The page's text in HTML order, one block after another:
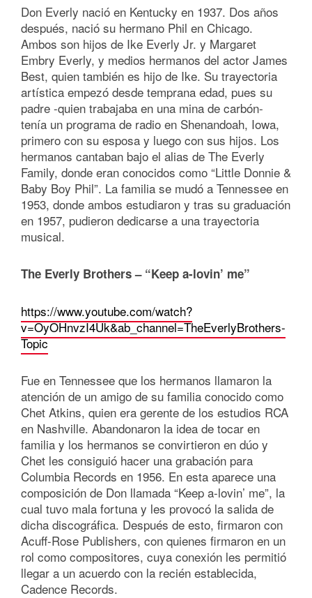
Don Everly nació en Kentucky en 1937. Dos años
después, nació su hermano Phil en Chicago.
Ambos son hijos de Ike Everly Jr. y Margaret
Embry Everly, y medios hermanos del actor James
Best, quien también es hijo de Ike. Su trayectoria
artística empezó desde temprana edad, pues su
padre -quien trabajaba en una mina de carbón-
tenía un programa de radio en Shenandoah, Iowa,
primero con su esposa y luego con sus hijos. Los
hermanos cantaban bajo el alias de The Everly
Family, donde eran conocidos como “Little Donnie &
Baby Boy Phil”. La familia se mudó a Tennessee en
1953, donde ambos estudiaron y tras su graduación
en 1957, pudieron dedicarse a una trayectoria
musical.
The Everly Brothers – “Keep a-lovin’ me”
https://www.youtube.com/watch?
v=OyOHnvzI4Uk&ab_channel=TheEverlyBrothers-
Topic
Fue en Tennessee que los hermanos llamaron la
atención de un amigo de su familia conocido como
Chet Atkins, quien era gerente de los estudios RCA
en Nashville. Abandonaron la idea de tocar en
familia y los hermanos se convirtieron en dúo y
Chet les consiguió hacer una grabación para
Columbia Records en 1956. En esta aparece una
composición de Don llamada “Keep a-lovin’ me”, la
cual tuvo mala fortuna y les provocó la salida de
dicha discográfica. Después de esto, firmaron con
Acuff-Rose Publishers, con quienes firmaron en un
rol como compositores, cuya conexión les permitió
llegar a un acuerdo con la recién establecida,
Cadence Records.